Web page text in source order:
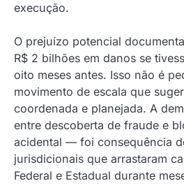
execução.
O prejuízo potencial
R$ 2 bilhões em danos se
oito meses antes. Isso não é
movimento de escala que
coordenada e planejada. A
entre descoberta de fraude e
acidental — foi consequência
jurisdicionais que arrastaram
Federal e Estadual durante